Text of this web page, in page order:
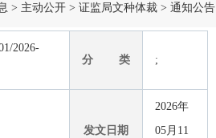
> 主动公开 > 证监局文种体裁 > 通知公告
2026-
分 类 ;
发文日期
2026年
05月11